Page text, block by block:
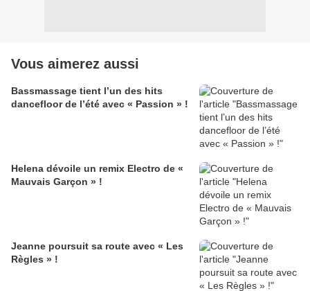
Vous aimerez aussi
Bassmassage tient l’un des hits
dancefloor de l’été avec « Passion » !
Helena dévoile un remix Electro de «
Mauvais Garçon » !
Jeanne poursuit sa route avec « Les
Règles » !